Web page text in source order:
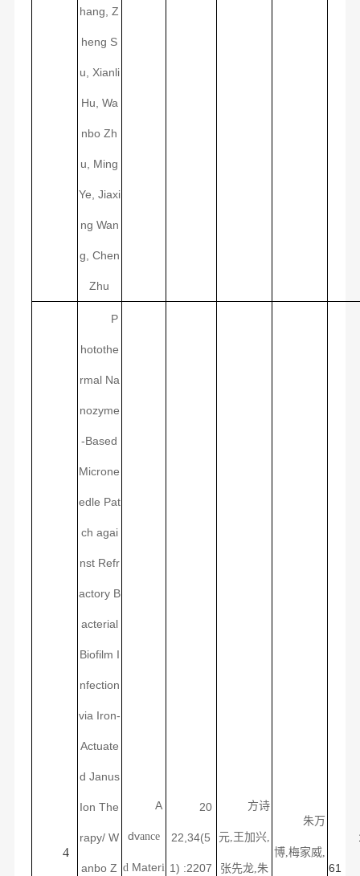
hang, Z
heng S
u, Xianli
Hu, Wa
nbo Zh
u, Ming
Ye, Jiaxi
ng Wan
g, Chen
Zhu
4
P
hotothe
rmal Na
nozyme
-Based
Microne
edle Pat
ch agai
nst Refr
actory B
acterial
Biofilm I
nfection
via Iron-
Actuate
d Janus
Ion The
rapy/ W
anbo Z
A
dvance
dMateri
20
22,34(5
1) :2207
方诗
元,王加兴,
张先龙,朱
朱万
博,梅家威,
61